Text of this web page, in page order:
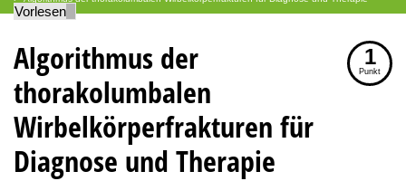
Vorlesen
Algorithmus der
thorakolumbalen
Wirbelkörperfrakturen für
Diagnose und Therapie
1
Punkt